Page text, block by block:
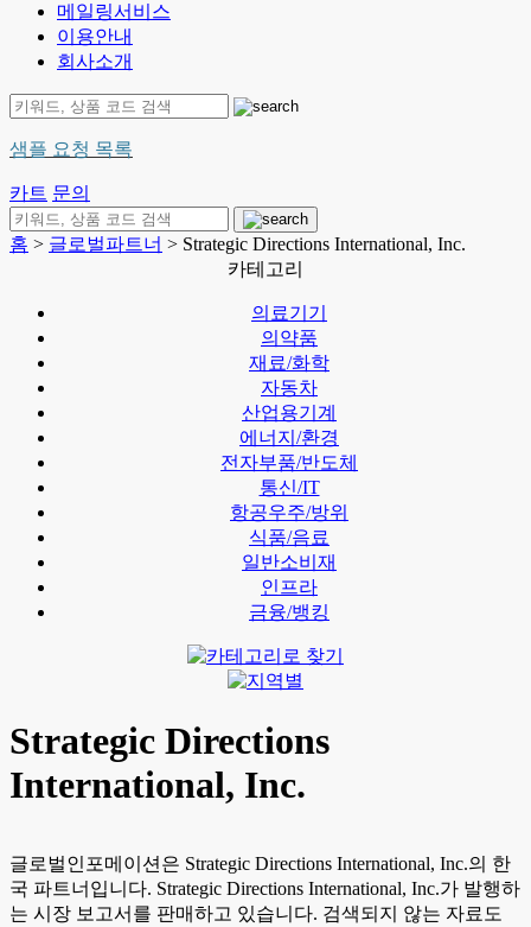
메일링서비스
이용안내
회사소개
샘플 요청 목록
카트 문의
홈 > 글로벌파트너 > Strategic Directions International, Inc.
카테고리
의료기기
의약품
재료/화학
자동차
산업용기계
에너지/환경
전자부품/반도체
통신/IT
항공우주/방위
식품/음료
일반소비재
인프라
금융/뱅킹
Strategic Directions
International, Inc.
글로벌인포메이션은 Strategic Directions International, Inc.의 한
국 파트너입니다. Strategic Directions International, Inc.가 발행하
는 시장 보고서를 판매하고 있습니다. 검색되지 않는 자료도